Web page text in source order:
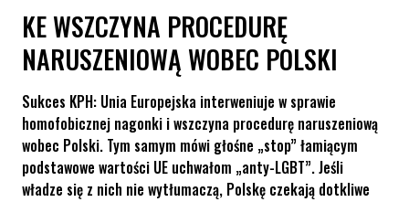
KE WSZCZYNA PROCEDURĘ
NARUSZENIOWĄ WOBEC POLSKI
Sukces KPH: Unia Europejska interweniuje w sprawie
homofobicznej nagonki i wszczyna procedurę naruszeniową
wobec Polski. Tym samym mówi głośne „stop” łamiącym
podstawowe wartości UE uchwałom „anty-LGBT”. Jeśli
władze się z nich nie wytłumaczą, Polskę czekają dotkliwe